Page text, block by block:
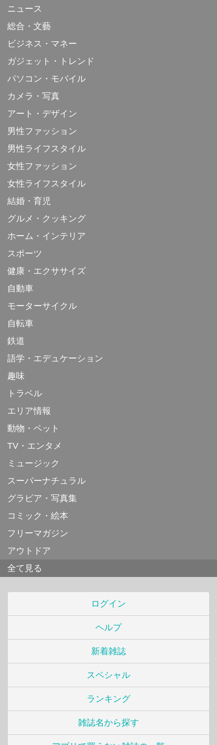
ニュース
総合・文藝
ビジネス・マネー
ガジェット・トレンド
パソコン・モバイル
カメラ・写真
アート・デザイン
男性ファッション
男性ライフスタイル
女性ファッション
女性ライフスタイル
結婚・育児
グルメ・クッキング
ホーム・インテリア
スポーツ
健康・エクササイズ
自動車
モーターサイクル
自転車
鉄道
語学・エデュケーション
趣味
トラベル
エリア情報
動物・ペット
TV・エンタメ
ミュージック
スーパーナチュラル
グラビア・写真集
コミック・絵本
フリーマガジン
アウトドア
全て見る
ログイン
ヘルプ
新着雑誌
スペシャル
ランキング
雑誌名から探す